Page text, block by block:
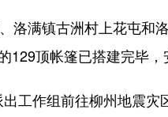
满镇古洲村上花屯和
顶帐篷已搭建完毕，
作组前往柳州地震灾